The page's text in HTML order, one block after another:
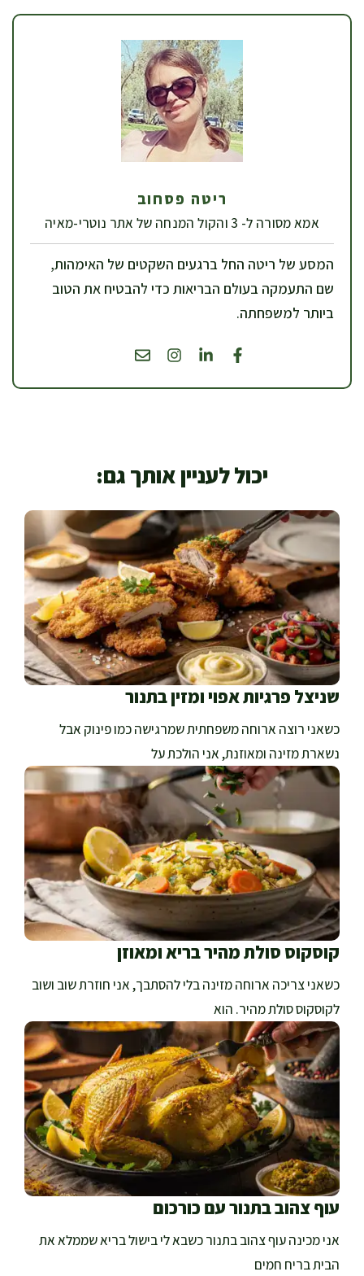
ריטה פסחוב
אמא מסורה ל- 3 והקול המנחה של אתר נוטרי-מאיה
המסע של ריטה החל ברגעים השקטים של האימהות,
שם התעמקה בעולם הבריאות כדי להבטיח את הטוב
ביותר למשפחתה.
יכול לעניין אותך גם:
שניצל פרגיות אפוי ומזין בתנור
כשאני רוצה ארוחה משפחתית שמרגישה כמו פינוק אבל
נשארת מזינה ומאוזנת, אני הולכת על
קוסקוס סולת מהיר בריא ומאוזן
כשאני צריכה ארוחה מזינה בלי להסתבך, אני חוזרת שוב ושוב
לקוסקוס סולת מהיר. הוא
עוף צהוב בתנור עם כורכום
אני מכינה עוף צהוב בתנור כשבא לי בישול בריא שממלא את
הבית בריח חמים